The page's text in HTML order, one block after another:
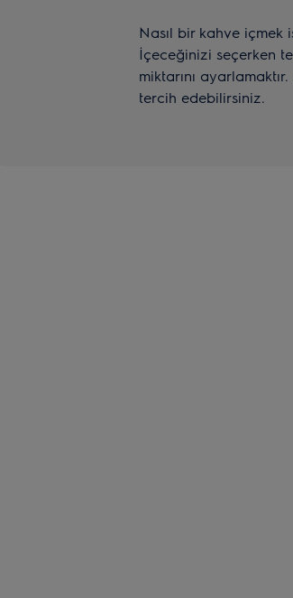
Nasıl bir kahve içmek
İçeceğinizi seçerken
miktarını
tercih edebilirsiniz.